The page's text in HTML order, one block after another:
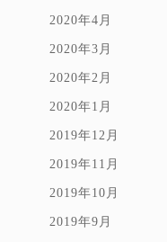
2020年4月
2020年3月
2020年2月
2020年1月
2019年12月
2019年11月
2019年10月
2019年9月